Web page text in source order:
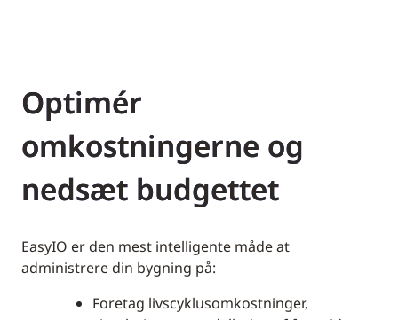
Optimér
omkostningerne og
nedsæt budgettet
EasyIO er den mest intelligente måde at
administrere din bygning på:
Foretag livscyklusomkostninger,